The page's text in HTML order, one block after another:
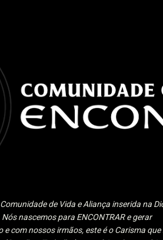
de Vida e Aliança inserida na
nascemos para ENCONTRAR e gerar
e com nossos irmãos, este é o Carisma que